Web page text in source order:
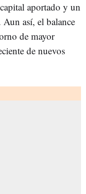
aportado y un
así, el balance
de mayor
de nuevos